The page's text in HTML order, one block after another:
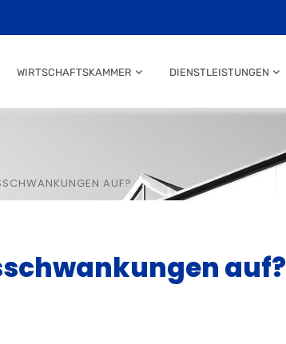
WIRTSCHAFTSKAMMER DIENSTLEISTUNGEN
AUF?
auf?